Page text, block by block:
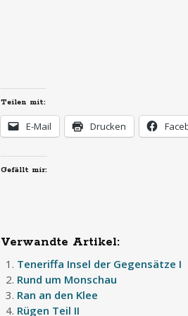
Teilen mit:
E-Mail Drucken
Gefällt mir:
Verwandte Artikel:
Teneriffa Insel der Gegensätze I
Rund um Monschau
Ran an den Klee
Rügen Teil II